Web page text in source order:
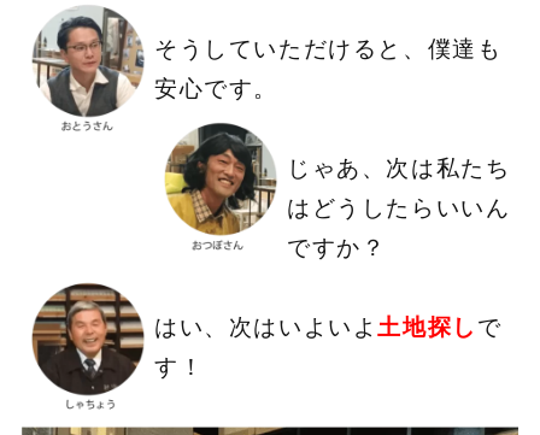
そうしていただけると、僕達も
安心です。
じゃあ、次は私たち
はどうしたらいいん
ですか？
はい、次はいよいよ土地探し で
す！